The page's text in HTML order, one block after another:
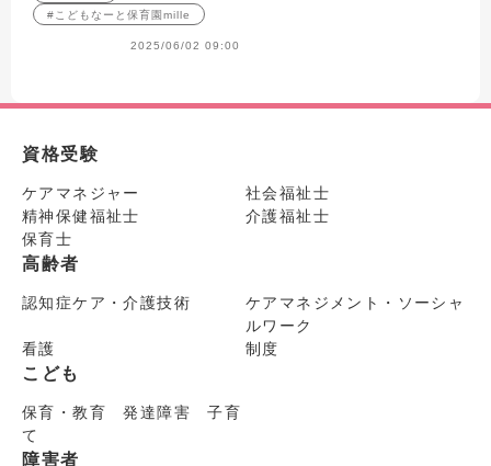
#こどもなーと保育園mille
2025/06/02 09:00
資格受験
ケアマネジャー
社会福祉士
精神保健福祉士
介護福祉士
保育士
高齢者
認知症ケア・介護技術
ケアマネジメント・ソーシャ
ルワーク
看護
制度
こども
保育・教育 発達障害 子育
て
障害者